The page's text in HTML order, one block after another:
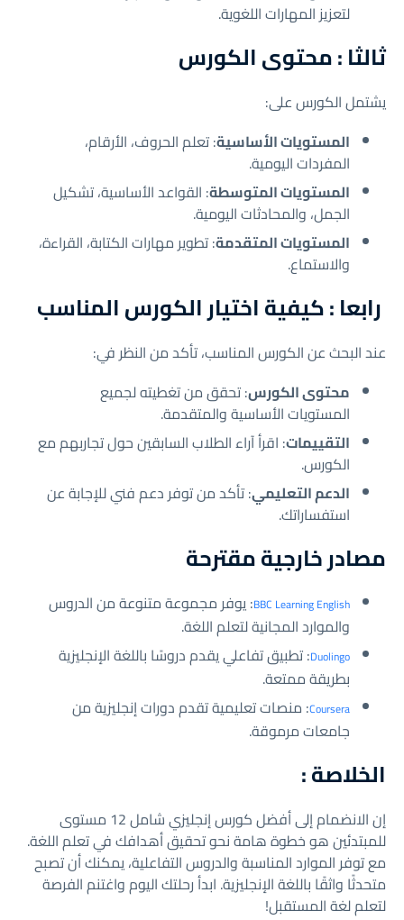
لتعزيز المهارات اللغوية.
ثالثا : محتوى الكورس
يشتمل الكورس على:
المستويات الأساسية: تعلم الحروف، الأرقام،
المفردات اليومية.
المستويات المتوسطة: القواعد الأساسية، تشكيل
الجمل، والمحادثات اليومية.
المستويات المتقدمة: تطوير مهارات الكتابة، القراءة،
والاستماع.
رابعا : كيفية اختيار الكورس المناسب
عند البحث عن الكورس المناسب، تأكد من النظر في:
محتوى الكورس: تحقق من تغطيته لجميع
المستويات الأساسية والمتقدمة.
التقييمات: اقرأ آراء الطلاب السابقين حول تجاربهم مع
الكورس.
الدعم التعليمي: تأكد من توفر دعم فني للإجابة عن
استفساراتك.
مصادر خارجية مقترحة
BBC Learning English: يوفر مجموعة متنوعة من الدروس
والموارد المجانية لتعلم اللغة.
Duolingo: تطبيق تفاعلي يقدم دروسًا باللغة الإنجليزية
بطريقة ممتعة.
Coursera: منصات تعليمية تقدم دورات إنجليزية من
جامعات مرموقة.
الخلاصة :
إن الانضمام إلى أفضل كورس إنجليزي شامل 12 مستوى
للمبتدئين هو خطوة هامة نحو تحقيق أهدافك في تعلم اللغة.
مع توفر الموارد المناسبة والدروس التفاعلية، يمكنك أن تصبح
متحدثًا واثقًا باللغة الإنجليزية. ابدأ رحلتك اليوم واغتنم الفرصة
لتعلم لغة المستقبل!